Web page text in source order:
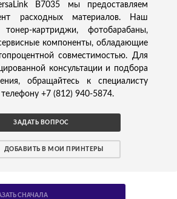
B7035 мы предоставляем
расходных материалов. Наш
картриджи, фотобарабаны,
компоненты, обладающие
совместимостью. Для
консультации и подбора
обращайтесь к специалисту
+7 (812) 940-5874.
ЗАДАТЬ ВОПРОС
ДОБАВИТЬ В МОИ ПРИНТЕРЫ
СНАЧАЛА